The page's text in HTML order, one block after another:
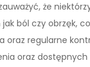
że
ból czy obrzęk,
oraz regularne
oraz